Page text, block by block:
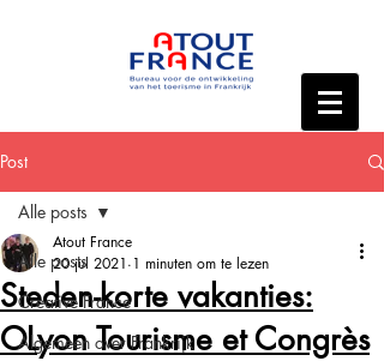
Post
Alle posts
Creative France
Algemeen over Frankrijk
Alle posts
Steden-korte vakanties:
OLyon Tourisme et Congrès
Atout France
20 jul 2021 1 minuten om te lezen